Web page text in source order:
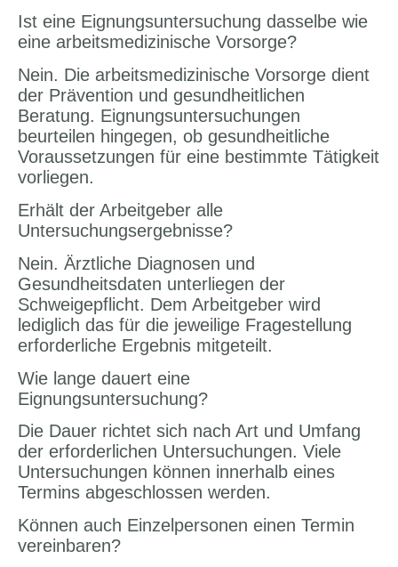
Ist eine Eignungsuntersuchung dasselbe wie
eine arbeitsmedizinische Vorsorge?
Nein. Die arbeitsmedizinische Vorsorge dient
der Prävention und gesundheitlichen
Beratung. Eignungsuntersuchungen
beurteilen hingegen, ob gesundheitliche
Voraussetzungen für eine bestimmte Tätigkeit
vorliegen.
Erhält der Arbeitgeber alle
Untersuchungsergebnisse?
Nein. Ärztliche Diagnosen und
Gesundheitsdaten unterliegen der
Schweigepflicht. Dem Arbeitgeber wird
lediglich das für die jeweilige Fragestellung
erforderliche Ergebnis mitgeteilt.
Wie lange dauert eine
Eignungsuntersuchung?
Die Dauer richtet sich nach Art und Umfang
der erforderlichen Untersuchungen. Viele
Untersuchungen können innerhalb eines
Termins abgeschlossen werden.
Können auch Einzelpersonen einen Termin
vereinbaren?